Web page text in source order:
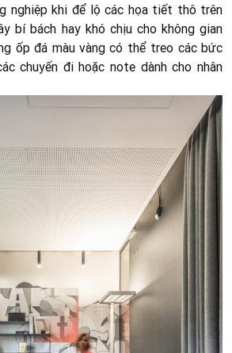
nghiệp khi để lộ các họa tiết thô trên
bí bách hay khó chịu cho không gian
ốp đá màu vàng có thể treo các bức
chuyến đi hoặc note dành cho nhân